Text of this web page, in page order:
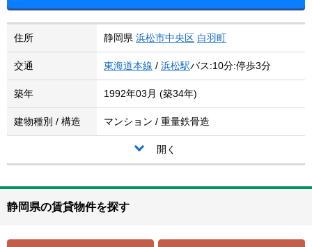
住所 静岡県 浜松市中央区 白羽町
交通 東海道本線 / 浜松駅バス:10分:停歩3分
築年 1992年03月 (築34年)
建物種別 / 構造 マンション / 重量鉄骨造
開く
静岡県の賃貸物件を探す